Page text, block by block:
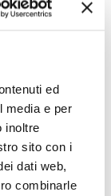
ed
media e per
inoltre
sito con i
dati web,
combinarle